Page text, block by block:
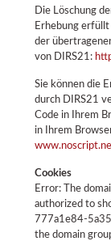
Die Löschung
Erhebung
der
von DIRS21:
Sie können die
durch DIRS21
Code in Ihrem
in Ihrem
Cookies
Error: The
authorized to
777a1e84-
the domain